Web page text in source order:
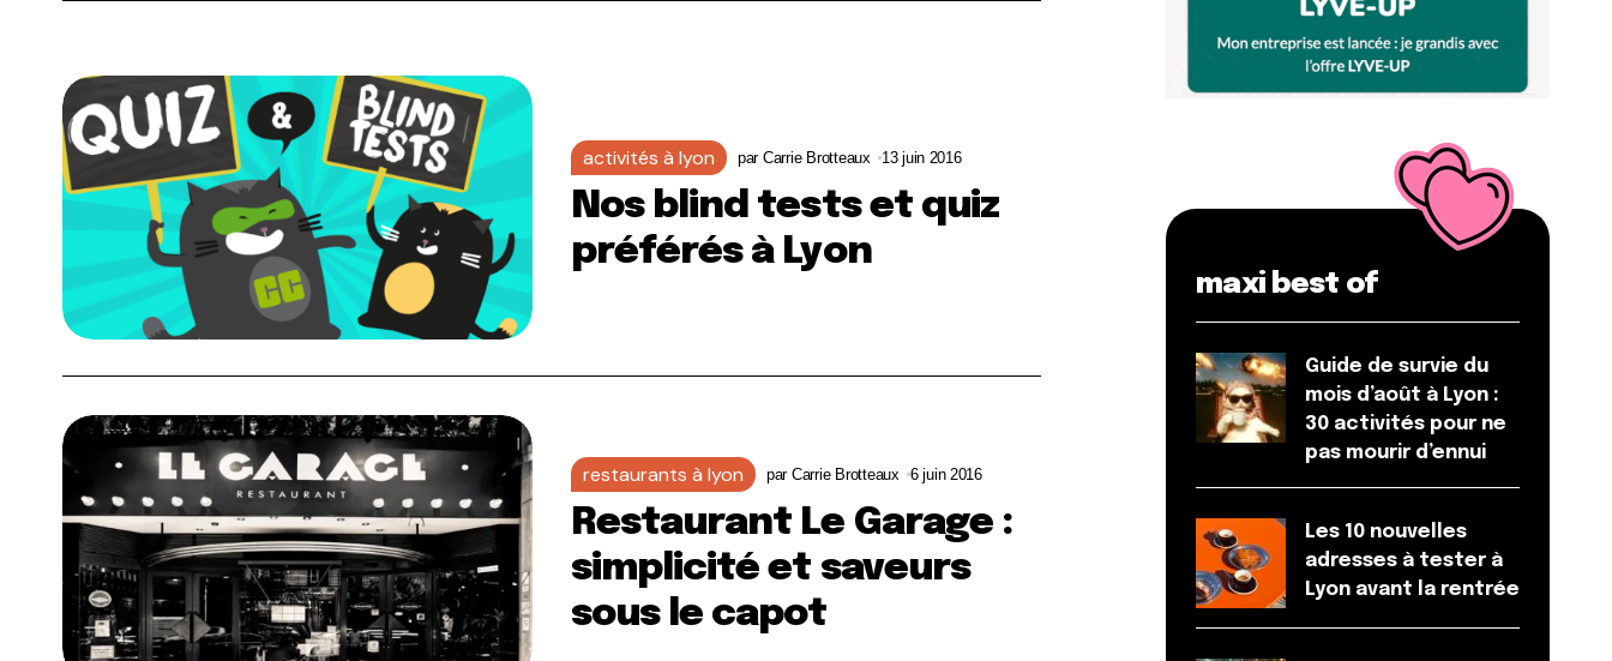
activités à lyon par Carrie Brotteaux 13 juin 2016
Nos blind tests et quiz
préférés à Lyon
restaurants à lyon par Carrie Brotteaux 6 juin 2016
Restaurant Le Garage :
simplicité et saveurs
sous le capot
maxi best of
Guide de survie du
mois d’août à Lyon :
30 activités pour ne
pas mourir d’ennui
Les 10 nouvelles
adresses à tester à
Lyon avant la rentrée